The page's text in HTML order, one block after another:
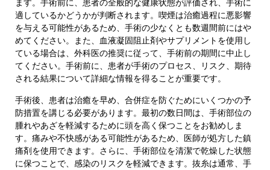
ます。手術前に、患者の全般的な健康状態が評価され、手術に
適しているかどうかが判断されます。喫煙は治癒過程に悪影響
を与える可能性があるため、手術の少なくとも数週間前にはや
めてください。また、血液凝固阻止剤やサプリメントを使用し
ている場合は、外科医の推奨に従って、手術前の期間に中止し
てください。手術前に、患者が手術のプロセス、リスク、期待
される結果について詳細な情報を得ることが重要です。
手術後、患者は治癒を早め、合併症を防ぐためにいくつかの予
防措置を講じる必要があります。最初の数日間は、手術部位の
腫れやあざを軽減するために頭を高く保つことをお勧めしま
す。痛みや不快感がある可能性があるため、医師が処方した鎮
痛剤を使用できます。さらに、手術部位を清潔で乾燥した状態
に保つことで、感染のリスクを軽減できます。抜糸は通常、手